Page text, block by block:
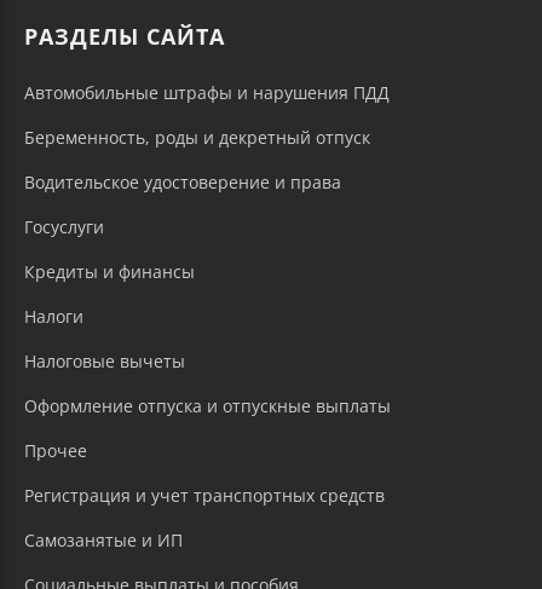
РАЗДЕЛЫ САЙТА
Автомобильные штрафы и нарушения ПДД
Беременность, роды и декретный отпуск
Водительское удостоверение и права
Госуслуги
Кредиты и финансы
Налоги
Налоговые вычеты
Оформление отпуска и отпускные выплаты
Прочее
Регистрация и учет транспортных средств
Самозанятые и ИП